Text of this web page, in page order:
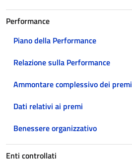
Performance
Piano della Performance
Relazione sulla Performance
Ammontare complessivo dei premi
Dati relativi ai premi
Benessere organizzativo
Enti controllati